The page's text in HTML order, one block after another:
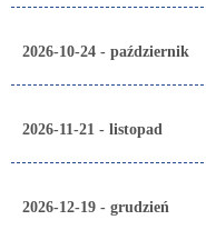
2026-10-24 - październik
2026-11-21 - listopad
2026-12-19 - grudzień